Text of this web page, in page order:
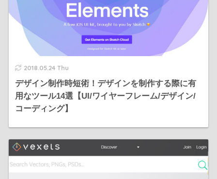
2018.05.24 Thu
デザイン制作時短術！デザインを制作する際に有
用なツール14選【UI/ワイヤーフレーム/デザイン/
コーディング】